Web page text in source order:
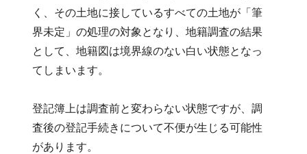
く、その土地に接しているすべての土地が「筆
界未定」の処理の対象となり、地籍調査の結果
として、地籍図は境界線のない白い状態となっ
てしまいます。
登記簿上は調査前と変わらない状態ですが、調
査後の登記手続きについて不便が生じる可能性
があります。